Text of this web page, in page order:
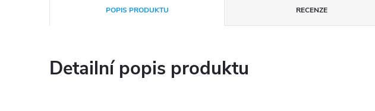
POPIS PRODUKTU RECENZE
Detailní popis produktu